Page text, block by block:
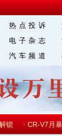
热点投诉
电子杂志
汽车频道
CR-V7月暴